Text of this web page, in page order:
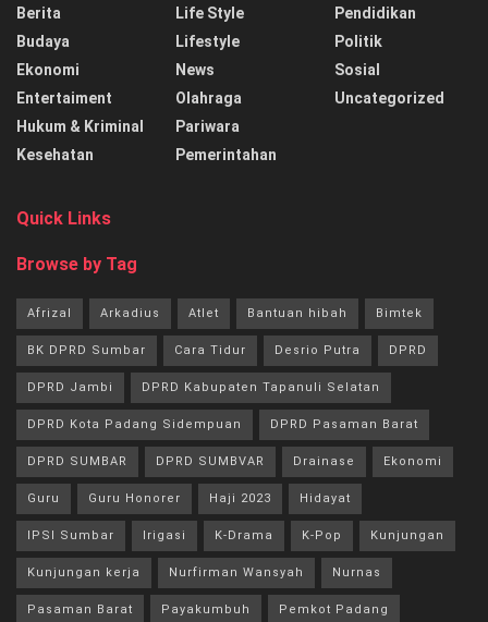
Berita
Budaya
Ekonomi
Entertaiment
Hukum & Kriminal
Kesehatan
Life Style
Lifestyle
News
Olahraga
Pariwara
Pemerintahan
Pendidikan
Politik
Sosial
Uncategorized
Quick Links
Browse by Tag
Afrizal Arkadius Atlet Bantuan hibah Bimtek
BK DPRD Sumbar Cara Tidur Desrio Putra DPRD
DPRD Jambi DPRD Kabupaten Tapanuli Selatan
DPRD Kota Padang Sidempuan DPRD Pasaman Barat
DPRD SUMBAR DPRD SUMBVAR Drainase Ekonomi
Guru Guru Honorer Haji 2023 Hidayat
IPSI Sumbar Irigasi K-Drama K-Pop Kunjungan
Kunjungan kerja Nurfirman Wansyah Nurnas
Pasaman Barat Payakumbuh Pemkot Padang